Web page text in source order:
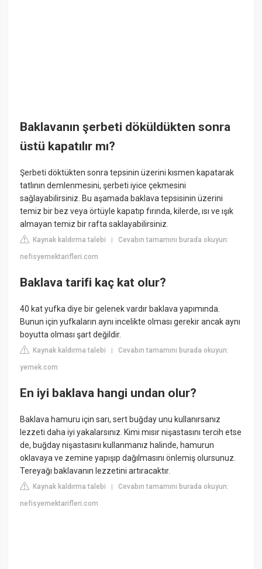
Baklavanın şerbeti döküldükten sonra
üstü kapatılır mı?
Şerbeti döktükten sonra tepsinin üzerini kısmen kapatarak
tatlının demlenmesini, şerbeti iyice çekmesini
sağlayabilirsiniz. Bu aşamada baklava tepsisinin üzerini
temiz bir bez veya örtüyle kapatıp fırında, kilerde, ısı ve ışık
almayan temiz bir rafta saklayabilirsiniz.
Kaynak kaldırma talebi |Cevabın tamamını burada okuyun:
nefisyemektarifleri.com
Baklava tarifi kaç kat olur?
40 kat yufka diye bir gelenek vardır baklava yapımında.
Bunun için yufkaların aynı incelikte olması gerekir ancak aynı
boyutta olması şart değildir.
Kaynak kaldırma talebi |Cevabın tamamını burada okuyun:
yemek.com
En iyi baklava hangi undan olur?
Baklava hamuru için sarı, sert buğday unu kullanırsanız
lezzeti daha iyi yakalarsınız. Kimi mısır nişastasını tercih etse
de, buğday nişastasını kullanmanız halinde, hamurun
oklavaya ve zemine yapışıp dağılmasını önlemiş olursunuz.
Tereyağı baklavanın lezzetini artıracaktır.
Kaynak kaldırma talebi |Cevabın tamamını burada okuyun:
nefisyemektarifleri.com